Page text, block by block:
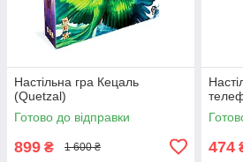
Настільна гра Кецаль
(Quetzal)
Готово до відправки
899 ₴ 1 600 ₴ 474